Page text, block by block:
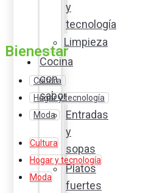
y
tecnología
Limpieza
Cocina
con
sabor
Entradas
y
sopas
Platos
fuertes
Bienestar
Cultura
Hogar y tecnología
Moda
Cultura
Hogar y tecnología
Moda